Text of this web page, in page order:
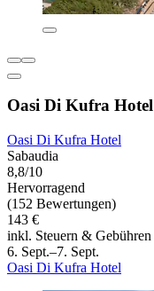
Oasi Di Kufra Hotel
Oasi Di Kufra Hotel
Sabaudia
8,8/10
Hervorragend
(152 Bewertungen)
143 €
inkl. Steuern & Gebühren
6. Sept.–7. Sept.
Oasi Di Kufra Hotel